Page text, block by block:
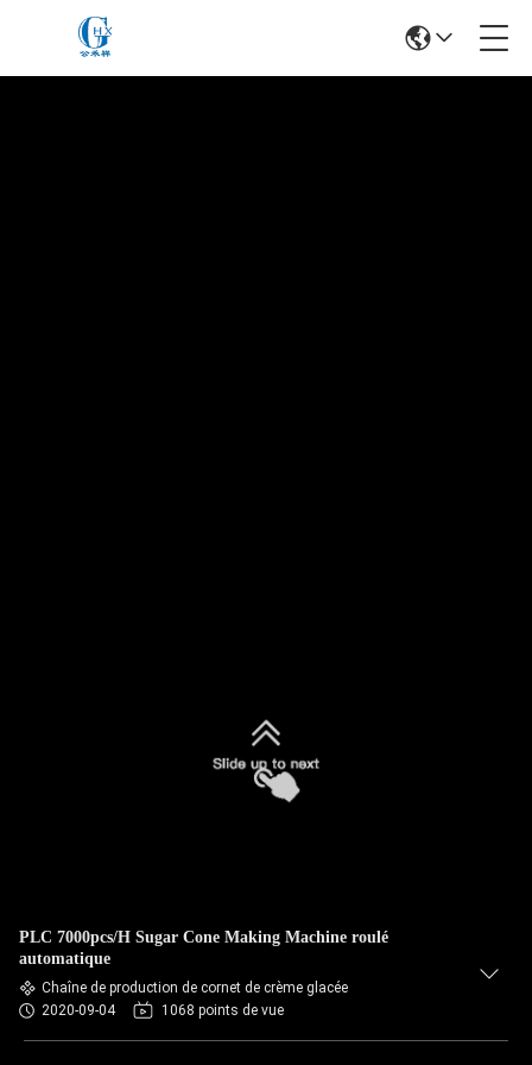
PLC 7000pcs/H Sugar Cone Making Machine roulé
automatique
Chaîne de production de cornet de crème glacée
2020-09-04
1068 points de vue